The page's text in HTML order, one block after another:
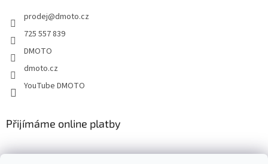
prodej@dmoto.cz
725 557 839
DMOTO
dmoto.cz
YouTube DMOTO
Přijímáme online platby